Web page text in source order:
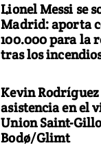
Lionel Messi se
Madrid: aporta
100.000 para la
tras los
Kevin
asistencia en el
Union Saint-
Bodø/Glimt